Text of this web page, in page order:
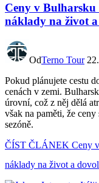
Ceny v
náklady na život
OdTerno Tour
Pokud plánujete cestu
cenách v zemi.
úrovní, což z něj dělá
však na paměti, že
sezóně.
ČÍST ČLÁNEK Ceny
náklady na život a